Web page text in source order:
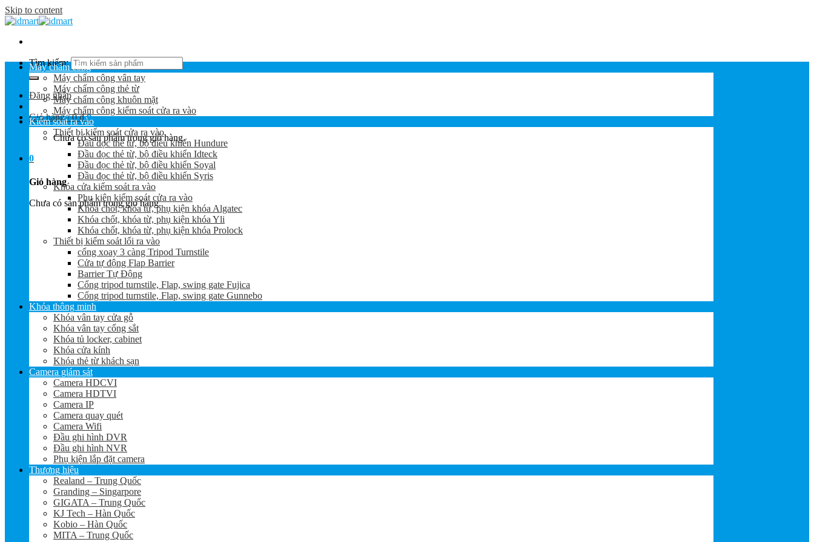
Skip to content
Tìm kiếm:
Đăng nhập
Giỏ hàng /0₫ 0
Chưa có sản phẩm trong giỏ hàng.
0
Giỏ hàng
Chưa có sản phẩm trong giỏ hàng.
Máy chấm công
Máy chấm công vân tay
Máy chấm công thẻ từ
Máy chấm công khuôn mặt
Máy chấm công kiểm soát cửa ra vào
Kiểm soát ra vào
Thiết bị kiểm soát cửa ra vào
Đầu đọc thẻ từ, bộ điều khiển Hundure
Đầu đọc thẻ từ, bộ điều khiển Idteck
Đầu đọc thẻ từ, bộ điều khiển Soyal
Đầu đọc thẻ từ, bộ điều khiển Syris
Khóa cửa kiểm soát ra vào
Phụ kiện kiểm soát cửa ra vào
Khóa chốt, khóa từ, phụ kiện khóa Algatec
Khóa chốt, khóa từ, phụ kiện khóa Yli
Khóa chốt, khóa từ, phụ kiện khóa Prolock
Thiết bị kiểm soát lối ra vào
cổng xoay 3 càng Tripod Turnstile
Cửa tự động Flap Barrier
Barrier Tự Động
Cổng tripod turnstile, Flap, swing gate Fujica
Cổng tripod turnstile, Flap, swing gate Gunnebo
Khóa thông minh
Khóa vân tay cửa gỗ
Khóa vân tay cổng sắt
Khóa tủ locker, cabinet
Khóa cửa kính
Khóa thẻ từ khách sạn
Camera giám sát
Camera HDCVI
Camera HDTVI
Camera IP
Camera quay quét
Camera Wifi
Đầu ghi hình DVR
Đầu ghi hình NVR
Phụ kiện lắp đặt camera
Thương hiệu
Realand – Trung Quốc
Granding – Singarpore
GIGATA – Trung Quốc
KJ Tech – Hàn Quốc
Kobio – Hàn Quốc
MITA – Trung Quốc